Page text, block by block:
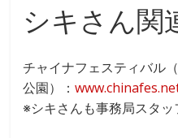
シキさん関
チャイナフェスティバル
公園）：
※シキさんも事務局スタッ